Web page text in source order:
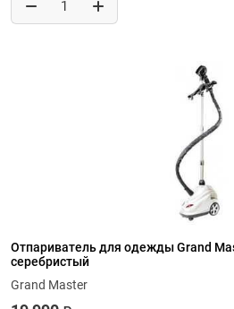
Отпариватель для одежды Grand
серебристый
Grand Master